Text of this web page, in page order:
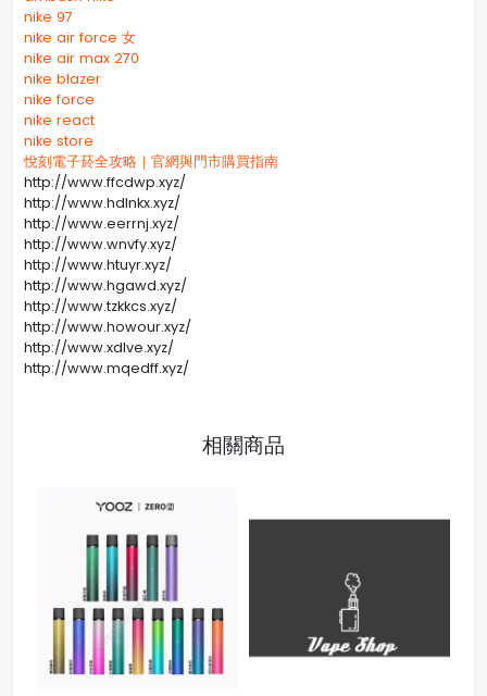
nike 97
nike air force 女
nike air max 270
nike blazer
nike force
nike react
nike store
悅刻電子菸全攻略｜官網與門市購買指南
http://www.ffcdwp.xyz/
http://www.hdlnkx.xyz/
http://www.eerrnj.xyz/
http://www.wnvfy.xyz/
http://www.htuyr.xyz/
http://www.hgawd.xyz/
http://www.tzkkcs.xyz/
http://www.howour.xyz/
http://www.xdlve.xyz/
http://www.mqedff.xyz/
相關商品